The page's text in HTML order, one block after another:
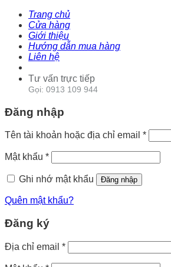
Trang chủ
Cửa hàng
Giới thiệu
Hướng dẫn mua hàng
Liên hệ
Tư vấn trực tiếp
Gọi: 0913 109 944
Đăng nhập
Tên tài khoản hoặc địa chỉ email *
Mật khẩu *
Ghi nhớ mật khẩu Đăng nhập
Quên mật khẩu?
Đăng ký
Địa chỉ email *